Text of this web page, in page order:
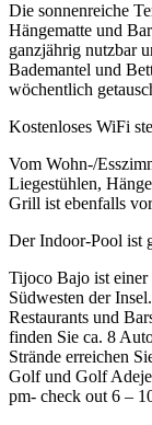
Die sonnenreiche
Hängematte und
ganzjährig nutzbar
Bademantel und
wöchentlich
Kostenloses WiFi
Vom Wohn-/
Liegestühlen,
Grill ist ebenfalls
Der Indoor-Pool ist
Tijoco Bajo ist
Südwesten der
Restaurants und
finden Sie ca. 8
Strände erreichen
Golf und Golf
pm- check out 6 –